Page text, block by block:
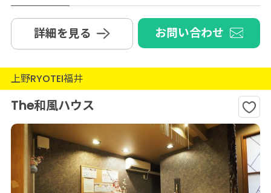
詳細を見る お問い合わせ
上野RYOTEI福井
The和風ハウス